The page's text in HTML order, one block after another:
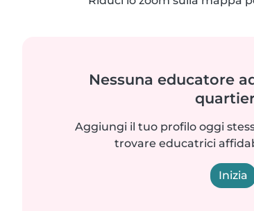
Nessuna educatore
Aggiungi il tuo profilo oggi
trovare educatrici
Inizia